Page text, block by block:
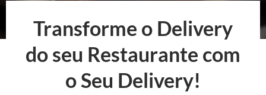
Transforme o Delivery
do seu Restaurante com
o Seu Delivery!